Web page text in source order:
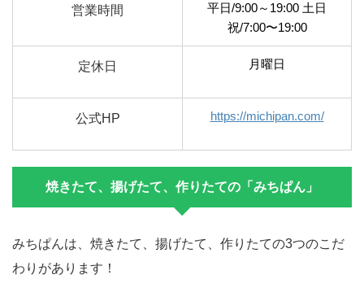
営業時間
平日/9:00～19:00 土日
祝/7:00〜19:00
定休日 月曜日
公式HP https://michipan.com/
焼きたて、揚げたて、作りたての「みちぱん」
みちぱんは、焼きたて、揚げたて、作りたての3つのこだ
わりがあります！